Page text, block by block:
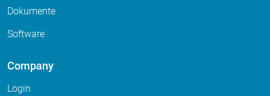
Dokumente
Software
Company
Login